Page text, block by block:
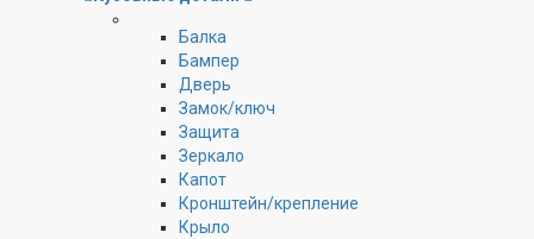
Балка
Бампер
Дверь
Замок/ключ
Защита
Зеркало
Капот
Кронштейн/крепление
Крыло